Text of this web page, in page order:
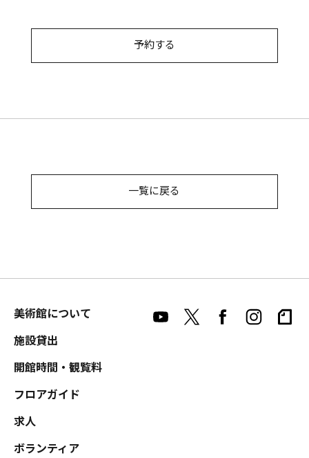
予約する
一覧に戻る
美術館について
施設貸出
開館時間・観覧料
フロアガイド
求人
ボランティア